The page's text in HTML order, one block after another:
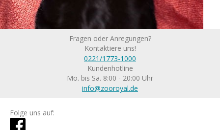
Fragen oder Anregungen?
Kontaktiere uns!
0221/1773-1000
Kundenhotline
Mo. bis Sa. 8:00 - 20:00 Uhr
info@zooroyal.de
Folge uns auf: